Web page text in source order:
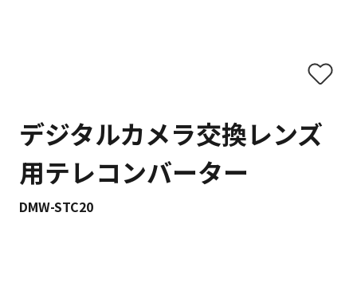
デジタルカメラ交換レンズ
用テレコンバーター
DMW-STC20